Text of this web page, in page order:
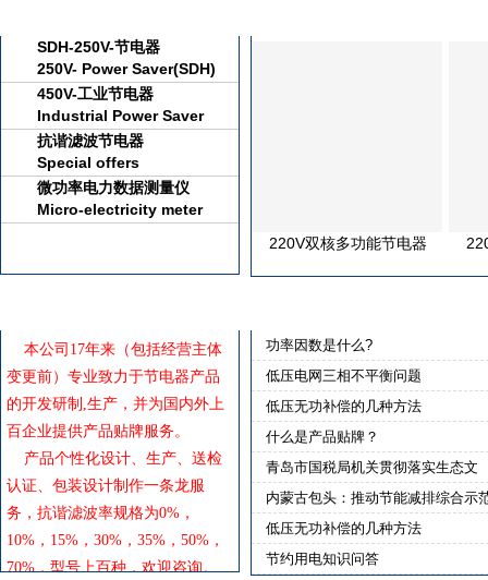
220V双核多功能节电器
Product Center
SDH-250V-节电器
250V- Power Saver(SDH)
450V-工业节电器
Industrial Power Saver
450V
抗谐滤波节电器
Special offers
微功率电力数据测量仪
Micro-electricity meter
功率因数是什么?
低压电网三相不平衡问题
低压无功补偿的几种方法
什么是产品贴牌？
青岛市国税局机关贯彻落实生态文
内蒙古包头：推动节能减排综合示
低压无功补偿的几种方法
节约用电知识问答
本公司17年来（包括经营主体
变更前）专业致力于节电器产品
的开发研制,生产，并为国内外上
百企业提供产品贴牌服务。
产品个性化设计、生产、送检
认证、包装设计制作一条龙服
务，抗谐滤波率规格为0%，
10%，15%，30%，35%，50%，
70%，型号上百种，欢迎咨询。